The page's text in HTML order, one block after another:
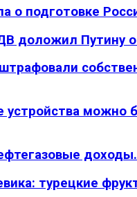
о подготовке
доложил Путину
устройства можно
турецкие